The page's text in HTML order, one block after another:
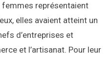
femmes représentaient
elles avaient atteint un
d’entreprises et
et l’artisanat. Pour leur